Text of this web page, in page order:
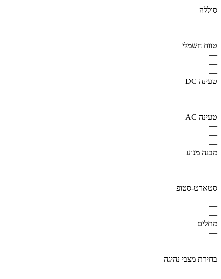
סוללה
—
—
—
טווח חשמלי
—
—
—
טעינה DC
—
—
—
טעינה AC
—
—
—
מבנה מנוע
—
—
—
סטארט-סטופ
—
—
—
מתלים
—
—
—
בחירת מצבי נהיגה
—
—